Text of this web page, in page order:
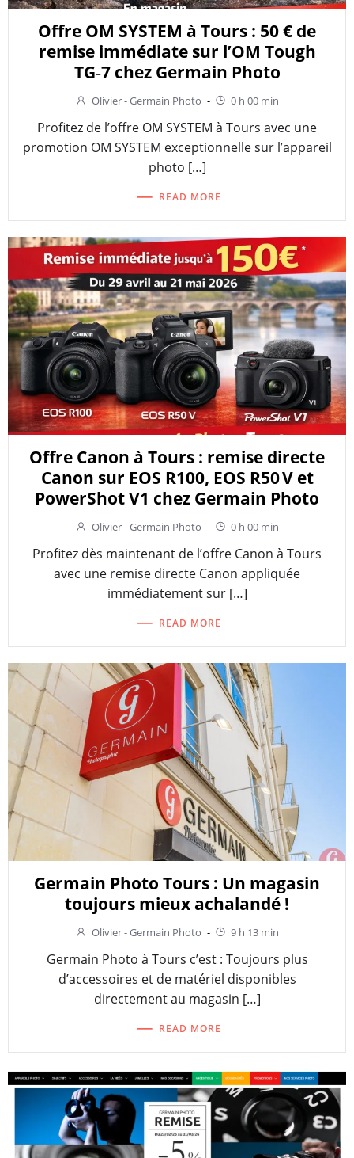
Offre OM SYSTEM à Tours : 50 € de
remise immédiate sur l’OM Tough
TG‑7 chez Germain Photo
Olivier - Germain Photo - 0 h 00 min
Profitez de l’offre OM SYSTEM à Tours avec une
promotion OM SYSTEM exceptionnelle sur l’appareil
photo […]
READ MORE
Offre Canon à Tours : remise directe
Canon sur EOS R100, EOS R50 V et
PowerShot V1 chez Germain Photo
Olivier - Germain Photo - 0 h 00 min
Profitez dès maintenant de l’offre Canon à Tours
avec une remise directe Canon appliquée
immédiatement sur […]
READ MORE
Germain Photo Tours : Un magasin
toujours mieux achalandé !
Olivier - Germain Photo - 9 h 13 min
Germain Photo à Tours c’est : Toujours plus
d’accessoires et de matériel disponibles
directement au magasin […]
READ MORE